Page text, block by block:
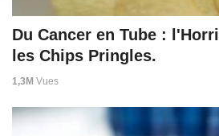
Du Cancer en Tube :
les Chips Pringles.
1,3M Vues